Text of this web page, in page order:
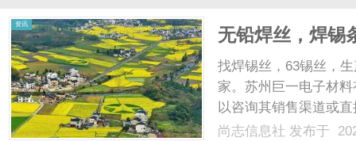
资讯
无铅焊丝，焊锡
锡球、6337锡
找焊锡丝，63锡丝，
家。苏州巨一电子材
以咨询其销售渠道或
尚志信息社 发布于